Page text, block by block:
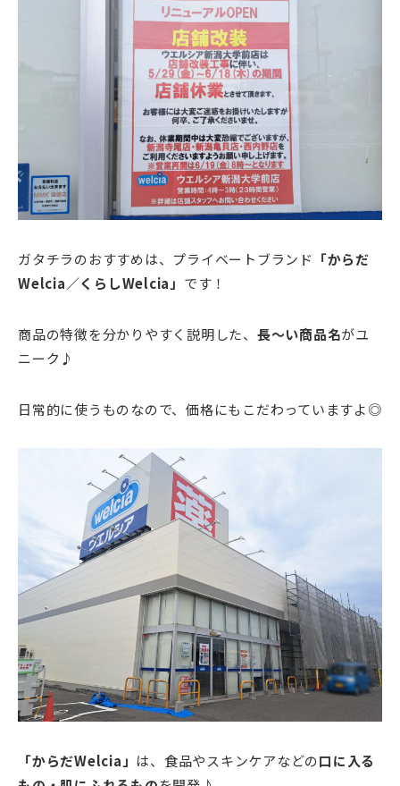
ガタチラのおすすめは、プライベートブランド 「からだ
Welcia／くらしWelcia」 です！
商品の特徴を分かりやすく説明した、 長～い商品名がユ
ニーク♪
日常的に使うものなので、価格にもこだわっていますよ◎
「からだWelcia」 は、食品やスキンケアなどの口に入る